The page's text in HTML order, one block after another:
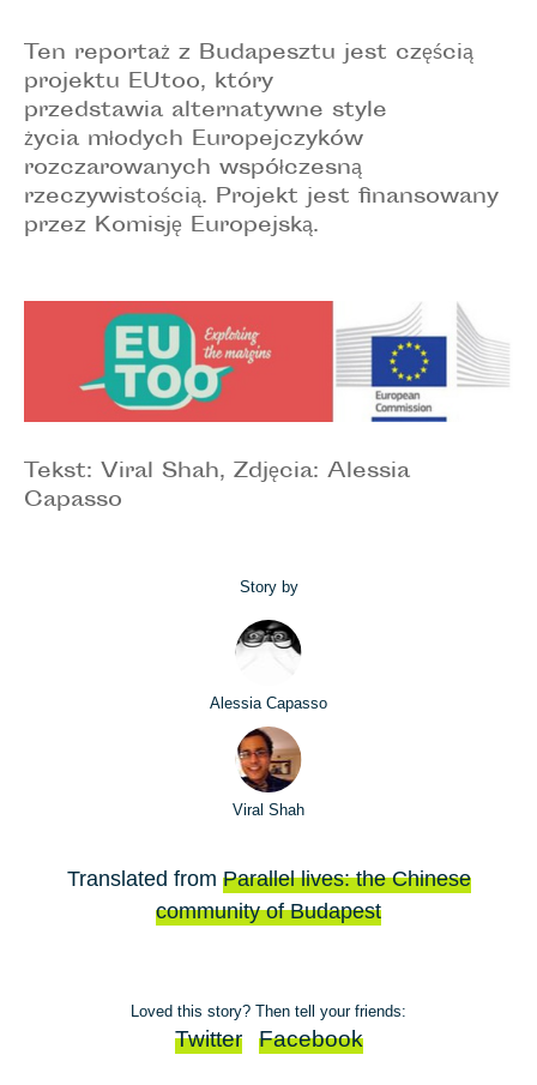
Ten reportaż z Budapesztu jest częścią
projektu EUtoo, który
przedstawia alternatywne style
życia młodych Europejczyków
rozczarowanych współczesną
rzeczywistością. Projekt jest finansowany
przez Komisję Europejską.
Tekst: Viral Shah, Zdjęcia: Alessia
Capasso
Story by
Alessia Capasso
Viral Shah
Translated from Parallel lives: the Chinese
community of Budapest
Loved this story? Then tell your friends:
Twitter Facebook